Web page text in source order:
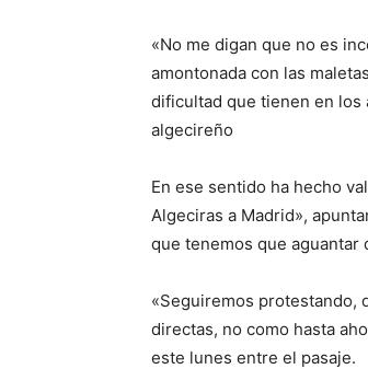
«No me digan que no es
amontonada con las
dificultad que tienen en los
algecireño
En ese sentido ha hecho
Algeciras a Madrid»,
que tenemos que aguantar
«Seguiremos protestando,
directas, no como hasta
este lunes entre el pasaje.